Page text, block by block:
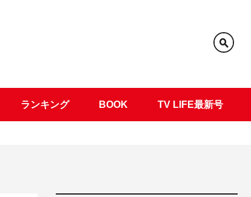
ランキング BOOK TV LIFE最新号